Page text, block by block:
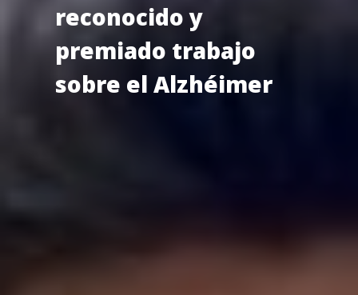
reconocido y
premiado trabajo
sobre el Alzhéimer